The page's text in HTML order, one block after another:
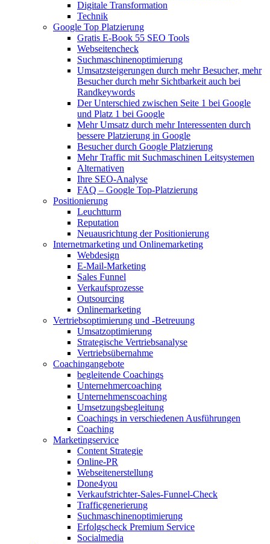
Digitale Transformation
Technik
Google Top Platzierung
Gratis E-Book 55 SEO Tools
Webseitencheck
Suchmaschinenoptimierung
Umsatzsteigerungen durch mehr Besucher, mehr
Besucher durch mehr Sichtbarkeit auch bei
Randkeywords
Der Unterschied zwischen Seite 1 bei Google
und Platz 1 bei Google
Mehr Umsatz durch mehr Interessenten durch
bessere Platzierung in Google
Besucher durch Google Platzierung
Mehr Traffic mit Suchmaschinen Leitsystemen
Alternativen
Ihre SEO-Analyse
FAQ – Google Top-Platzierung
Positionierung
Leuchtturm
Reputation
Neuausrichtung der Positionierung
Internetmarketing und Onlinemarketing
Webdesign
E-Mail-Marketing
Sales Funnel
Verkaufsprozesse
Outsourcing
Onlinemarketing
Vertriebsoptimierung und -Betreuung
Umsatzoptimierung
Strategische Vertriebsanalyse
Vertriebsübernahme
Coachingangebote
begleitende Coachings
Unternehmercoaching
Unternehmenscoaching
Umsetzungsbegleitung
Coachings in verschiedenen Ausführungen
Coaching
Marketingservice
Content Strategie
Online-PR
Webseitenerstellung
Done4you
Verkaufstrichter-Sales-Funnel-Check
Trafficgenerierung
Suchmaschinenoptimierung
Erfolgscheck Premium Service
Socialmedia